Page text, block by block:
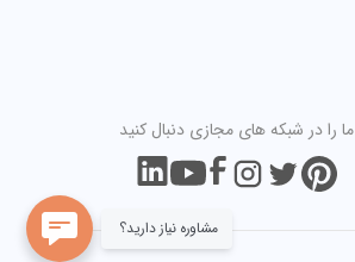
مشاوره نیاز دارید؟
ما را در شبکه های مجازی دنبال کنید